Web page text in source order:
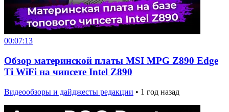
00:07:13
Обзор материнской платы MSI MPG Z890 Edge
Ti WiFi на чипсете Intel Z890
Видеообзоры и дайджесты редакции • 1 год назад